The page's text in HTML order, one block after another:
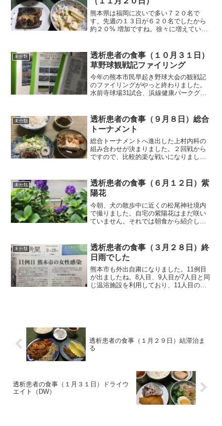
熊本県は福岡に次いで多い７２０名で
す。先週の１３日が６２０名でしたから
約２０% 増加ですね。徐々に増えている
れでは朝食から紹介します。朝食（鯖の
ムニエルです）昨夜、漬け...
未分類
透析患者の食事（１０月３１日）
草野球観戦記ファイリング
今年の熊本市民早起き野球大会の観戦記
のファイリングがやっと終わりました。
水前寺球場31試合、浜線健康パークグラ
ったら、楽しみが一つ減りましたね。高
校野球とか観戦しよ...
未分類
透析患者の食事（９月８日）総合
トーナメント
総合トーナメントへ進出した上村内科の
組み合わせが決まりました。２回戦から
ですので、比較的楽な戦いになりました
す。朝食（鯖の竜田揚げです）朝、何を
食べようかと冷凍庫を覗いた...
未分類
透析患者の食事（６月１２日）紫
陽花
今朝、犬の散歩中に近くの松尾神社境内
で撮りました。自宅の紫陽花はまだ咲い
ていません。それでは朝食から紹介しま
た。目的は、血圧計の電池購入でした
が、ついつい安売り（鶏の唐...
未分類
透析患者の食事（３月２８日）終
日雨でした
熊本市も外出自粛になりました。11例目
が出ましたね。8人目、9人目が7人目と同
じ温浴施設を利用しており、11人目の女
透析患者の食事（１月２９日）結滞治ま
る
透析患者の食事（１月３１日）ドライウ
エイト（DW）